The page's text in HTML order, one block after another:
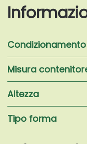
Condizionamento
Misura
Altezza
Tipo forma